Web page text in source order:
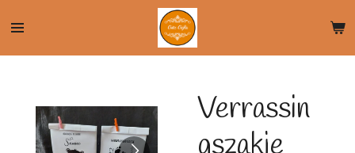
naar
hoofdinhoud
Verrassin